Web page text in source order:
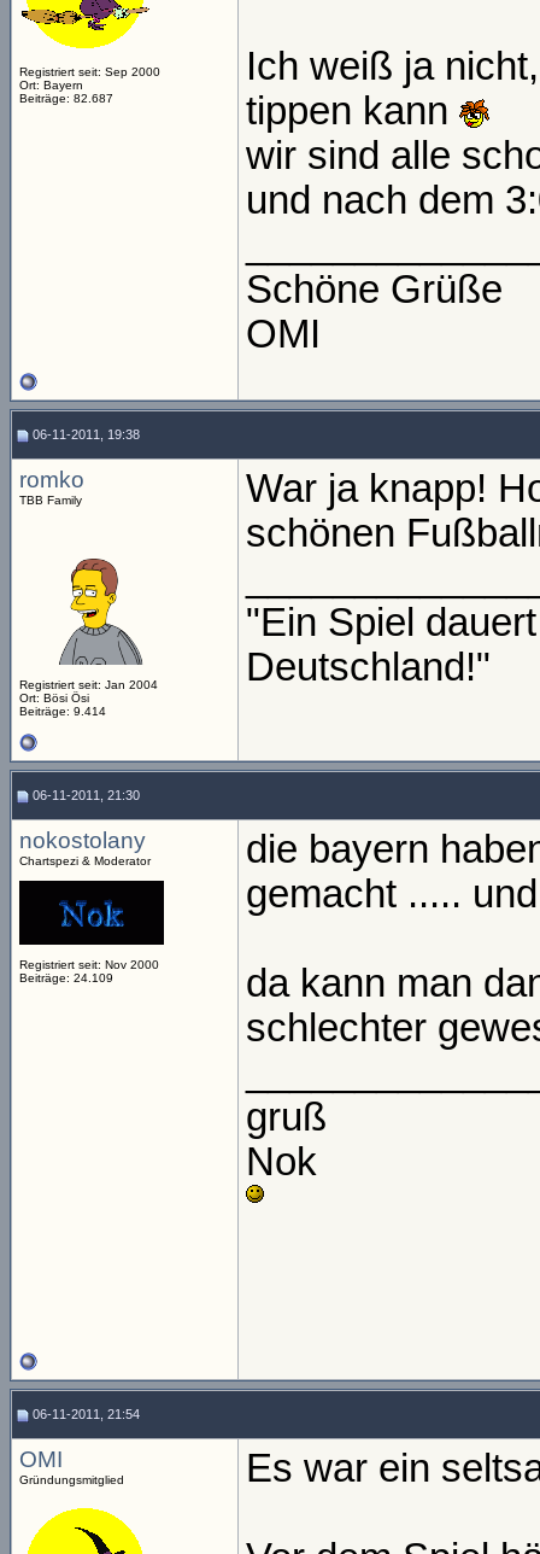
Registriert seit: Sep 2000
Ort: Bayern
Beiträge: 82.687
Ich weiß ja
tippen kann
wir sind alle
und nach dem
Schöne Grüße
OMI
06-11-2011, 19:38
romko
TBB Family
Registriert seit: Jan 2004
Ort: Bösi Ösi
Beiträge: 9.414
War ja knapp!
schönen
"Ein Spiel
Deutschland!"
06-11-2011, 21:30
nokostolany
Chartspezi & Moderator
Registriert seit: Nov 2000
Beiträge: 24.109
die bayern
gemacht .....
da kann man
schlechter
gruß
Nok
06-11-2011, 21:54
OMI
Gründungsmitglied Es war ein